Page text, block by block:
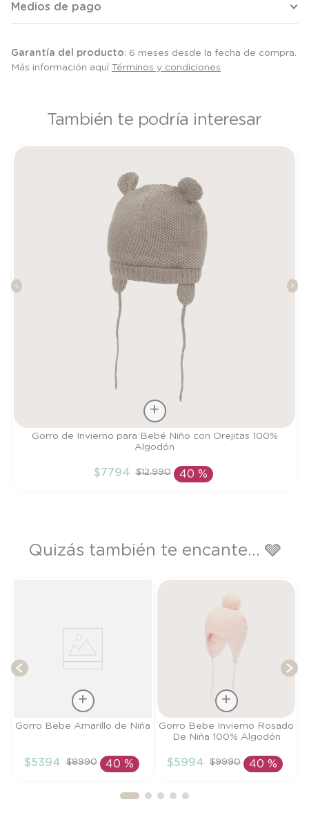
Medios de pago
Garantía del producto: 6 meses desde la fecha de compra.
Más información aquí Términos y condiciones
También te podría interesar
Talla
AÑADIR AL CARRITO
Gorro de Invierno para Bebé Niño con Orejitas 100%
Algodón
$7794 $12.990 40 %
Quizás también te encante... 🩶
Talla
AÑADIR AL
Gorro Bebe Amarillo de Niña
$5394 $8990 40 %
Talla
AÑADIR AL
Gorro Bebe Invierno Rosado
De Niña 100% Algodón
$5994 $9990 40 %